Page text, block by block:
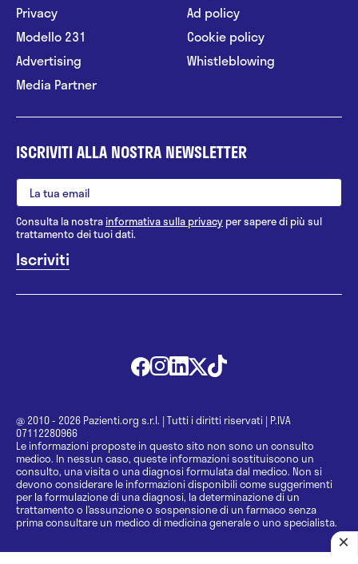
Privacy
Modello 231
Advertising
Media Partner
Ad policy
Cookie policy
Whistleblowing
ISCRIVITI ALLA NOSTRA NEWSLETTER
Consulta la nostrainformativa sulla privacy per sapere di più sul
trattamento dei tuoi dati.
@ 2010 - 2026 Pazienti.org s.r.l. | Tutti i diritti riservati | P.IVA
07112280966
Le informazioni proposte in questo sito non sono un consulto
medico. In nessun caso, queste informazioni sostituiscono un
consulto, una visita o una diagnosi formulata dal medico. Non si
devono considerare le informazioni disponibili come suggerimenti
per la formulazione di una diagnosi, la determinazione di un
trattamento o l’assunzione o sospensione di un farmaco senza
prima consultare un medico di medicina generale o uno specialista.